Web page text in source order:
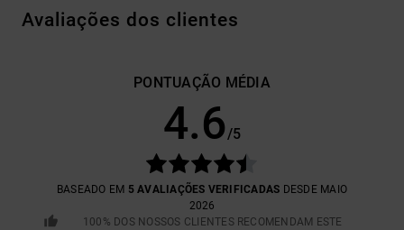
Avaliações dos clientes
PONTUAÇÃO MÉDIA
4.6/5
BASEADO EM 5 AVALIAÇÕES VERIFICADAS DESDE MAIO
2026
100% DOS NOSSOS CLIENTES RECOMENDAM ESTE